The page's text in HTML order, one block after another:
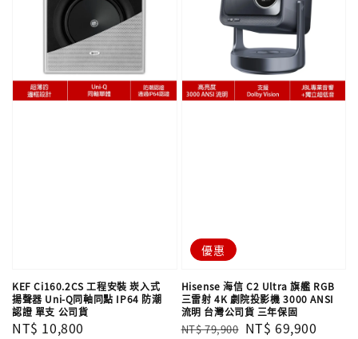
KEF Ci160.2CS 工程安裝 崁入式
揚聲器 Uni-Q同軸同點 IP64 防潮
認證 單支​​​​​​​ 公司貨
Regular
NT$ 10,800
優惠
Hisense 海信 C2 Ultra 旗艦 RGB
三雷射 4K 劇院投影機 3000 ANSI
流明 台灣公司貨 三年保固
Regular
NT$ 79,900 Sale
NT$ 69,900